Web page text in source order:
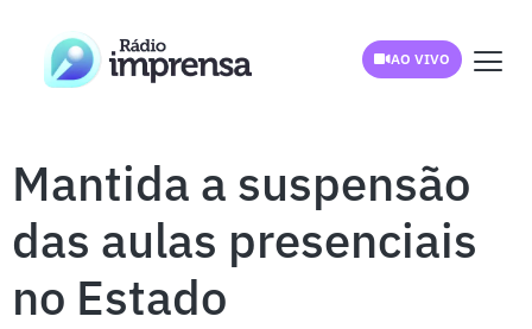
AO VIVO
Mantida a suspensão
das aulas presenciais
no Estado